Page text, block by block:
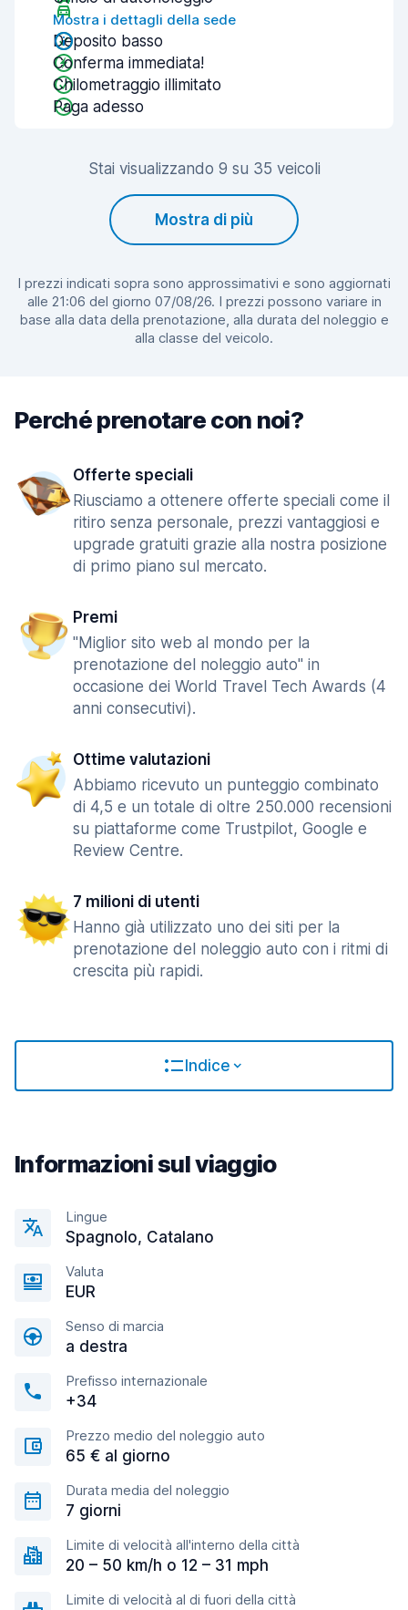
Mostra i dettagli della sede
Deposito basso
Conferma immediata!
Chilometraggio illimitato
Paga adesso
Stai visualizzando 9 su 35 veicoli
Mostra di più
I prezzi indicati sopra sono approssimativi e sono aggiornati
alle 21:06 del giorno 07/08/26. I prezzi possono variare in
base alla data della prenotazione, alla durata del noleggio e
alla classe del veicolo.
Perché prenotare con noi?
Offerte speciali
Riusciamo a ottenere offerte speciali come il
ritiro senza personale, prezzi vantaggiosi e
upgrade gratuiti grazie alla nostra posizione
di primo piano sul mercato.
Premi
"Miglior sito web al mondo per la
prenotazione del noleggio auto" in
occasione dei World Travel Tech Awards (4
anni consecutivi).
Ottime valutazioni
Abbiamo ricevuto un punteggio combinato
di 4,5 e un totale di oltre 250.000 recensioni
su piattaforme come Trustpilot, Google e
Review Centre.
7 milioni di utenti
Hanno già utilizzato uno dei siti per la
prenotazione del noleggio auto con i ritmi di
crescita più rapidi.
Indice
Informazioni sul viaggio
Lingue
Spagnolo, Catalano
Valuta
EUR
Senso di marcia
a destra
Prefisso internazionale
+34
Prezzo medio del noleggio auto
65 € al giorno
Durata media del noleggio
7 giorni
Limite di velocità all'interno della città
20 – 50 km/h o 12 – 31 mph
Limite di velocità al di fuori della città